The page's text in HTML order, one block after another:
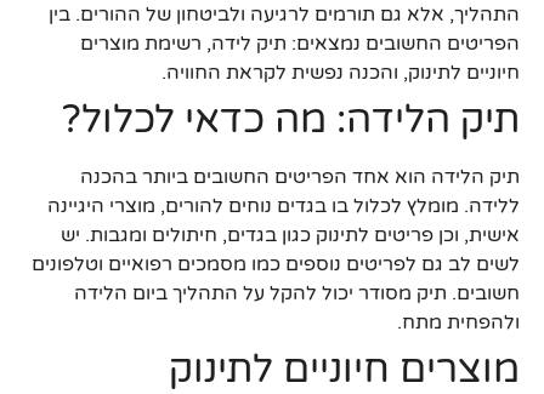
התהליך, אלא גם תורמים לרגיעה ולביטחון של ההורים. בין
הפריטים החשובים נמצאים: תיק לידה, רשימת מוצרים
חיוניים לתינוק, והכנה נפשית לקראת החוויה.
תיק הלידה: מה כדאי לכלול?
תיק הלידה הוא אחד הפריטים החשובים ביותר בהכנה
ללידה. מומלץ לכלול בו בגדים נוחים להורים, מוצרי היגיינה
אישית, וכן פריטים לתינוק כגון בגדים, חיתולים ומגבות. יש
לשים לב גם לפריטים נוספים כמו מסמכים רפואיים וטלפונים
חשובים. תיק מסודר יכול להקל על התהליך ביום הלידה
ולהפחית מתח.
מוצרים חיוניים לתינוק